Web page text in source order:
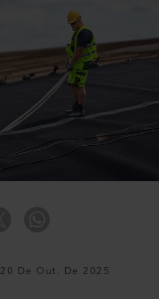
20 De Out. De 2025